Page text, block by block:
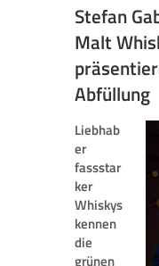
Stefan
Malt
Abfüllung
Liebhab
er
fassstar
ker
Whiskys
kennen
die
grünen